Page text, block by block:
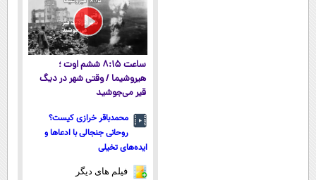
ساعت ۸:۱۵ ششم اوت ؛
هیروشیما / وقتی شهر در دیگ
قیر می‌جوشید
محمدباقر خرازی کیست؟
روحانی جنجالی با ادعاها و
ایده‌های تخیلی
فیلم های دیگر